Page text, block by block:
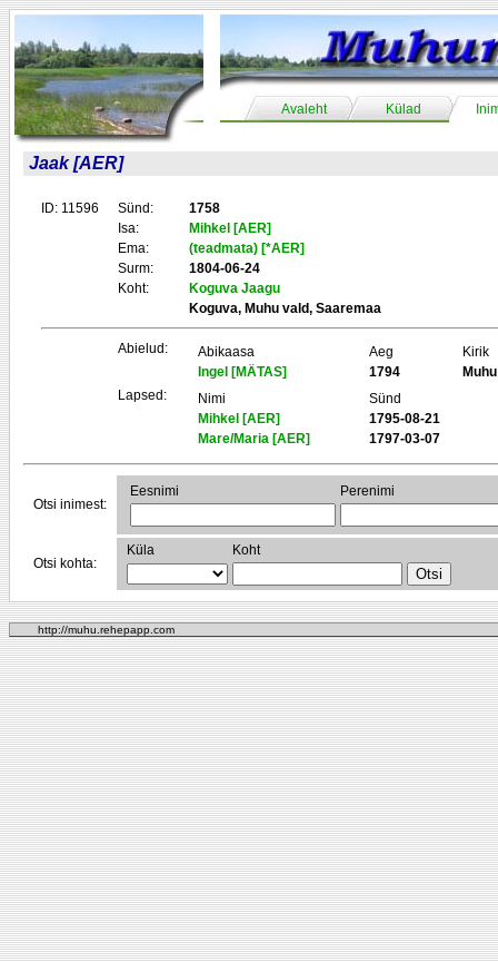
Avaleht Külad
Jaak [AER]
ID: 11596 Sünd:
1758
Isa:
Mihkel [AER]
Ema:
(teadmata) [*AER]
Surm:
1804-06-24
Koht:
Koguva Jaagu
Koguva, Muhu vald, Saaremaa
Abielud: Abikaasa Aeg
Kirik
Ingel [MÄTAS]
1794
Muhu
Lapsed:
Nimi
Sünd
Mihkel [AER]
1795-08-21
Mare/Maria [AER]
1797-03-07
Otsi inimest:
Eesnimi Perenimi
Otsi kohta:
Küla Koht
http://muhu.rehepapp.com